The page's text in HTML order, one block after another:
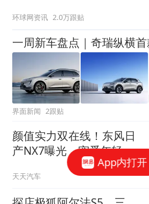
环球网资讯 2.0万跟贴
界面新闻 2跟贴
颜值实力双在线！东风日
产NX7曝光，宠爱年轻人
的插混 SUV来了
天天汽车
App内打开